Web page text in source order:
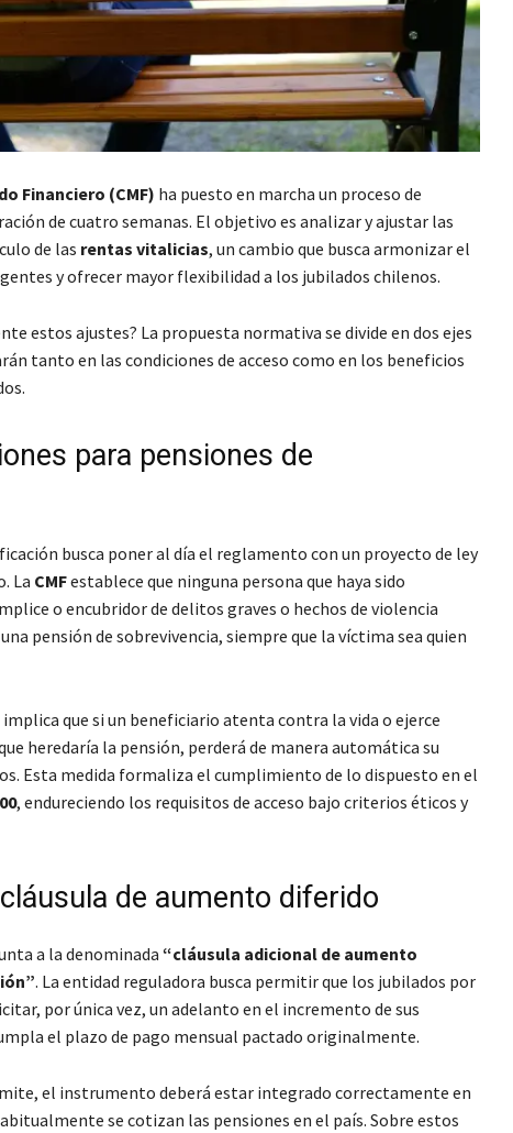
Financiero (CMF) ha puesto en marcha un proceso de
de cuatro semanas. El objetivo es analizar y ajustar las
de las rentas vitalicias, un cambio que busca armonizar el
y ofrecer mayor flexibilidad a los jubilados chilenos.
estos ajustes? La propuesta normativa se divide en dos ejes
tanto en las condiciones de acceso como en los beneficios
para pensiones de
busca poner al día el reglamento con un proyecto de ley
La CMFestablece que ninguna persona que haya sido
o encubridor de delitos graves o hechos de violencia
pensión de sobrevivencia, siempre que la víctima sea quien
que si un beneficiario atenta contra la vida o ejerce
heredaría la pensión, perderá de manera automática su
Esta medida formaliza el cumplimiento de lo dispuesto en el
, endureciendo los requisitos de acceso bajo criterios éticos y
de aumento diferido
a la denominada“cláusula adicional de aumento
. La entidad reguladora busca permitir que los jubilados por
por única vez, un adelanto en el incremento de sus
el plazo de pago mensual pactado originalmente.
el instrumento deberá estar integrado correctamente en
se cotizan las pensiones en el país. Sobre estos